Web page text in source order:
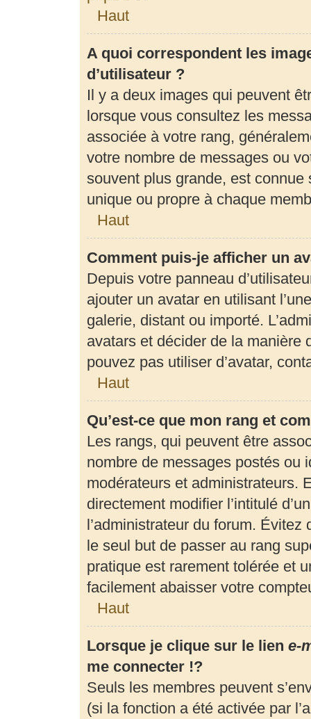
Haut
A quoi correspondent les
d’utilisateur ?
Il y a deux images qui peuvent
lorsque vous consultez les
associée à votre rang,
votre nombre de messages ou
souvent plus grande, est connue
unique ou propre à chaque
Haut
Comment puis-je afficher un
Depuis votre panneau
ajouter un avatar en utilisant
galerie, distant ou importé.
avatars et décider de la manière
pouvez pas utiliser d’avatar,
Haut
Qu’est-ce que mon rang et
Les rangs, qui peuvent être
nombre de messages postés ou
modérateurs et administrateurs.
directement modifier l’intitulé
l’administrateur du forum.
le seul but de passer au rang
pratique est rarement tolérée et
facilement abaisser votre
Haut
Lorsque je clique sur le lien e-
me connecter !?
Seuls les membres peuvent
(si la fonction a été activée par